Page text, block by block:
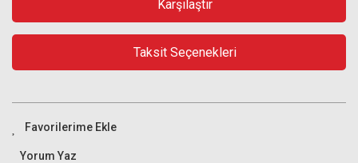
Karşılaştır
Taksit Seçenekleri
Yorum Yaz